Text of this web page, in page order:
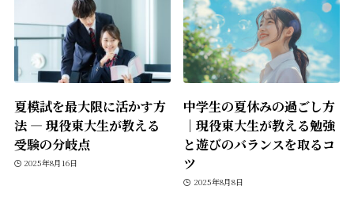
夏模試を最大限に活かす方
法 ― 現役東大生が教える
受験の分岐点
2025年8月16日
中学生の夏休みの過ごし方
｜現役東大生が教える勉強
と遊びのバランスを取るコ
ツ
2025年8月8日